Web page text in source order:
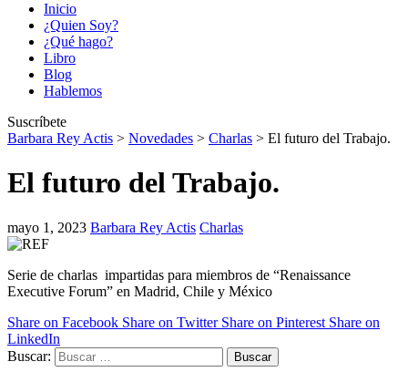
Inicio
¿Quien Soy?
¿Qué hago?
Libro
Blog
Hablemos
Suscríbete
Barbara Rey Actis > Novedades > Charlas > El futuro del Trabajo.
El futuro del Trabajo.
mayo 1, 2023 Barbara Rey Actis Charlas
Serie de charlas impartidas para miembros de “Renaissance
Executive Forum” en Madrid, Chile y México
Share on Facebook Share on Twitter Share on Pinterest Share on
LinkedIn
Buscar: